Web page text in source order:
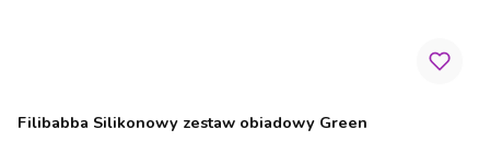
Filibabba Silikonowy zestaw obiadowy Green